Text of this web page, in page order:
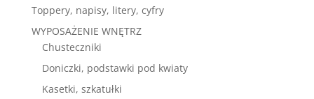
Toppery, napisy, litery, cyfry
WYPOSAŻENIE WNĘTRZ
Chusteczniki
Doniczki, podstawki pod kwiaty
Kasetki, szkatułki